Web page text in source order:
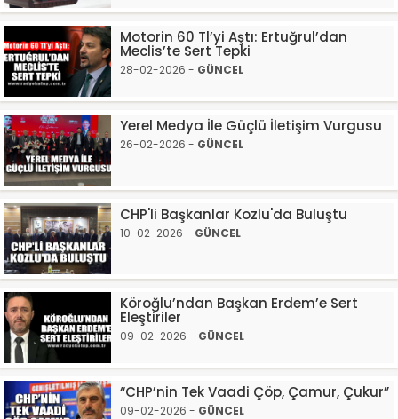
Motorin 60 Tl’yi Aştı: Ertuğrul’dan
Meclis’te Sert Tepki
28-02-2026 - GÜNCEL
Yerel Medya İle Güçlü İletişim Vurgusu
26-02-2026 - GÜNCEL
CHP'li Başkanlar Kozlu'da Buluştu
10-02-2026 - GÜNCEL
Köroğlu’ndan Başkan Erdem’e Sert
Eleştiriler
09-02-2026 - GÜNCEL
“CHP’nin Tek Vaadi Çöp, Çamur, Çukur”
09-02-2026 - GÜNCEL